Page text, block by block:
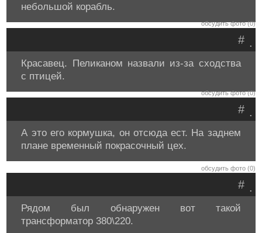
небольшой корабль.
обсудить фото (0)
.
#
Красавец. Пеликаном назвали из-за сходства
с птицей.
обсудить фото (0)
.
#
А это его кормушка, он отсюда ест. На заднем
плане временный покрасочный цех.
обсудить фото (0)
.
#
Рядом был обнаружен вот такой
трансформатор 380\220.